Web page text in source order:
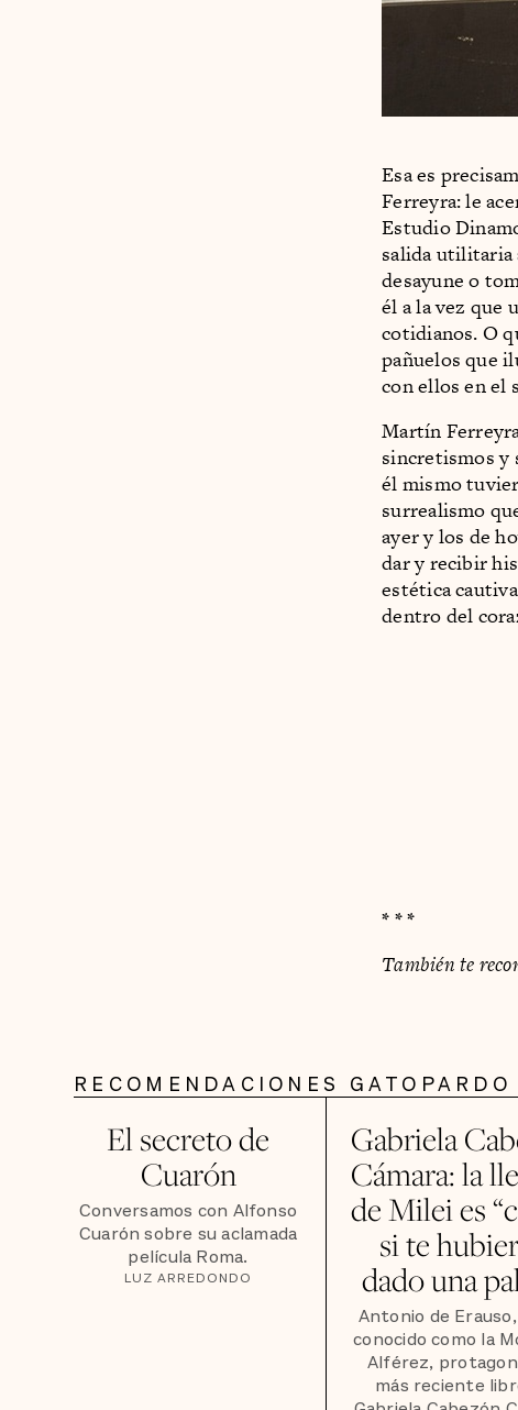
Esa es
Ferreyra: le
Estudio
salida utilitaria
desayune o
él a la vez que
cotidianos. O
pañuelos que
con ellos en el
Martín
sincretismos y
él mismo
surrealismo
ayer y los de
dar y recibir
estética
dentro del
* * *
También te
RECOMENDACIONES GATOPARDO
El secreto de
Cuarón
Conversamos con Alfonso
Cuarón sobre su aclamada
película Roma.
LUZ ARREDONDO
Gabriela
Cámara: la
de Milei es
si te
dado una
Antonio de
conocido como la
Alférez,
más reciente